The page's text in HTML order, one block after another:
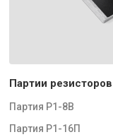
Партии резисторов
Партия Р1-8В
Партия Р1-16П